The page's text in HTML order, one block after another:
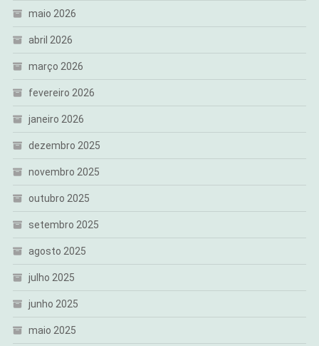
maio 2026
abril 2026
março 2026
fevereiro 2026
janeiro 2026
dezembro 2025
novembro 2025
outubro 2025
setembro 2025
agosto 2025
julho 2025
junho 2025
maio 2025